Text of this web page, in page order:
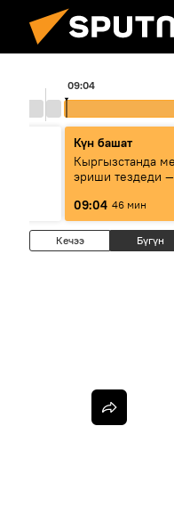
09:04
Күн башат
Кыргызстанда
эриши тездеди —
09:04 46 мин
Кечээ Бүгүн